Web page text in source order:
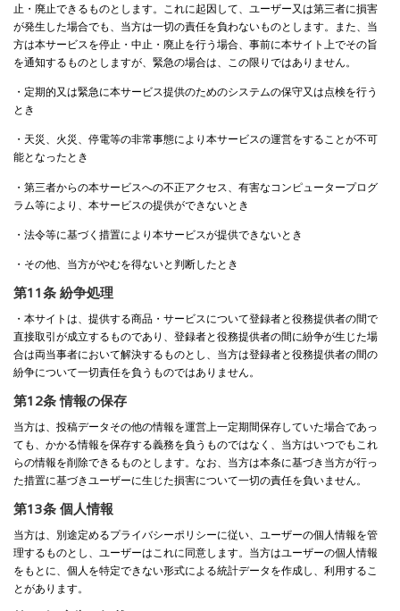
止・廃止できるものとします。これに起因して、ユーザー又は第三者に損害
が発生した場合でも、当方は一切の責任を負わないものとします。また、当
方は本サービスを停止・中止・廃止を行う場合、事前に本サイト上でその旨
を通知するものとしますが、緊急の場合は、この限りではありません。
・定期的又は緊急に本サービス提供のためのシステムの保守又は点検を行う
とき
・天災、火災、停電等の非常事態により本サービスの運営をすることが不可
能となったとき
・第三者からの本サービスへの不正アクセス、有害なコンピュータープログ
ラム等により、本サービスの提供ができないとき
・法令等に基づく措置により本サービスが提供できないとき
・その他、当方がやむを得ないと判断したとき
第11条 紛争処理
・本サイトは、提供する商品・サービスについて登録者と役務提供者の間で
直接取引が成立するものであり、登録者と役務提供者の間に紛争が生じた場
合は両当事者において解決するものとし、当方は登録者と役務提供者の間の
紛争について一切責任を負うものではありません。
第12条 情報の保存
当方は、投稿データその他の情報を運営上一定期間保存していた場合であっ
ても、かかる情報を保存する義務を負うものではなく、当方はいつでもこれ
らの情報を削除できるものとします。なお、当方は本条に基づき当方が行っ
た措置に基づきユーザーに生じた損害について一切の責任を負いません。
第13条 個人情報
当方は、別途定めるプライバシーポリシーに従い、ユーザーの個人情報を管
理するものとし、ユーザーはこれに同意します。当方はユーザーの個人情報
をもとに、個人を特定できない形式による統計データを作成し、利用するこ
とがあります。